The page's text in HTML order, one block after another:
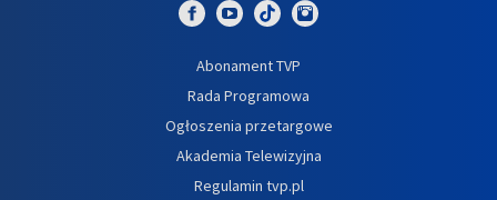
Abonament TVP
Rada Programowa
Ogłoszenia przetargowe
Akademia Telewizyjna
Regulamin tvp.pl